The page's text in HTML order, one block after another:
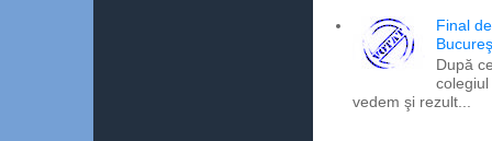
Final
După
vedem şi rezult...